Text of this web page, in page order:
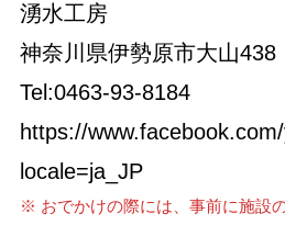
湧水工房
神奈川県伊勢原市大山438
Tel:0463-93-8184
https://
locale=ja_JP
※ おでかけの際には、事前に施設